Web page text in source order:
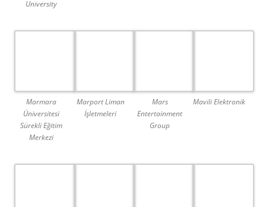
University
Marmara
Üniversitesi
Sürekli Eğitim
Merkezi
Marport Liman
İşletmeleri
Mars
Entertainment
Group
Mavili Elektronik